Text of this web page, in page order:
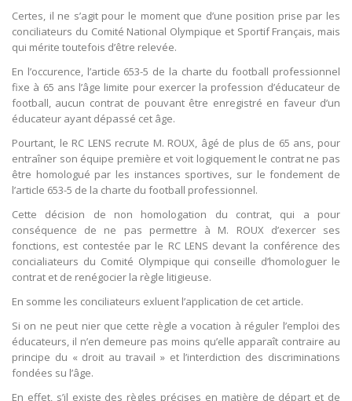
Certes, il ne s’agit pour le moment que d’une position prise par les
conciliateurs du Comité National Olympique et Sportif Français, mais
qui mérite toutefois d’être relevée.
En l’occurence, l’article 653-5 de la charte du football professionnel
fixe à 65 ans l’âge limite pour exercer la profession d’éducateur de
football, aucun contrat de pouvant être enregistré en faveur d’un
éducateur ayant dépassé cet âge.
Pourtant, le RC LENS recrute M. ROUX, âgé de plus de 65 ans, pour
entraîner son équipe première et voit logiquement le contrat ne pas
être homologué par les instances sportives, sur le fondement de
l’article 653-5 de la charte du football professionnel.
Cette décision de non homologation du contrat, qui a pour
conséquence de ne pas permettre à M. ROUX d’exercer ses
fonctions, est contestée par le RC LENS devant la conférence des
concialiateurs du Comité Olympique qui conseille d’homologuer le
contrat et de renégocier la règle litigieuse.
En somme les conciliateurs exluent l’application de cet article.
Si on ne peut nier que cette règle a vocation à réguler l’emploi des
éducateurs, il n’en demeure pas moins qu’elle apparaît contraire au
principe du « droit au travail » et l’interdiction des discriminations
fondées su l’âge.
En effet, s’il existe des règles précises en matière de départ et de